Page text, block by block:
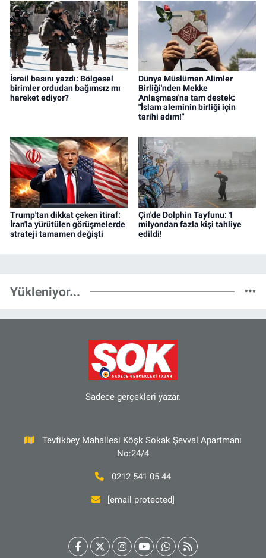
İsrail basını yazdı: Bölgesel
birimler ordudan bağımsız mı
hareket ediyor?
Dünya Müslüman Alimler
Birliği'nden Mekke
Anlaşması'na tam destek:
"İslam aleminin birliği için
tarihi adım!"
Trump'tan dikkat çeken itiraf:
İran'la yürütülen görüşmelerde
strateji tamamen değişti
Çin'de Dolphin Tayfunu: 1
milyondan fazla kişi tahliye
edildi!
Yükleniyor...
Sadece gerçekleri yazar.
Tevfikbey Mahallesi Köşk Sokak Şevval Apartmanı
No:24/4
0212 541 05 44
[email protected]